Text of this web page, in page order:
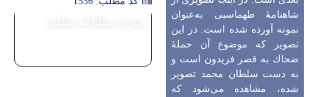
شاهنامۀ طهماسبی به‌عنوان
نمونه آورده شده است. در این
تصویر كه موضوع آن حملۀ‌
ضحاك به قصر فریدون است و
به دست سلطان محمد تصویر
شده، مشاهده می‌‌شود كه